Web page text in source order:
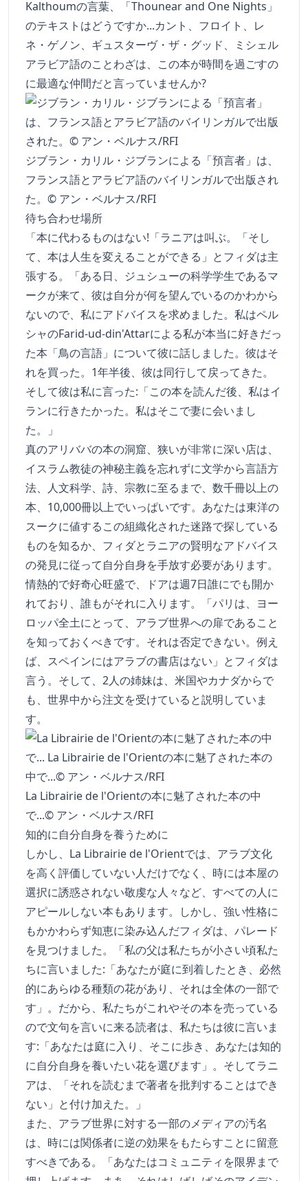
Kalthoumの言葉、「Thounear and One Nights」
のテキストはどうですか...カント、フロイト、レ
ネ・ゲノン、ギュスターヴ・ザ・グッド、ミシェル
アラビア語のことわざは、この本が時間を過ごすの
に最適な仲間だと言っていませんか?
ジブラン・カリル・ジブランによる「預言者」は、
フランス語とアラビア語のバイリンガルで出版され
た。© アン・ベルナス/RFI
待ち合わせ場所
「本に代わるものはない!「ラニアは叫ぶ。「そし
て、本は人生を変えることができる」とフィダは主
張する。「ある日、ジュシューの科学学生であるマ
ークが来て、彼は自分が何を望んでいるのかわから
ないので、私にアドバイスを求めました。私はペル
シャのFarid-ud-din'Attarによる私が本当に好きだっ
た本「鳥の言語」について彼に話しました。彼はそ
れを買った。1年半後、彼は同行して戻ってきた。
そして彼は私に言った:「この本を読んだ後、私はイ
ランに行きたかった。私はそこで妻に会いまし
た。」
真のアリババの本の洞窟、狭いが非常に深い店は、
イスラム教徒の神秘主義を忘れずに文学から言語方
法、人文科学、詩、宗教に至るまで、数千冊以上の
本、10,000冊以上でいっぱいです。あなたは東洋の
スークに値するこの組織化された迷路で探している
ものを知るか、フィダとラニアの賢明なアドバイス
の発見に従って自分自身を手放す必要があります。
情熱的で好奇心旺盛で、ドアは週7日誰にでも開か
れており、誰もがそれに入ります。「パリは、ヨー
ロッパ全土にとって、アラブ世界への扉であること
を知っておくべきです。それは否定できない。例え
ば、スペインにはアラブの書店はない」とフィダは
言う。そして、2人の姉妹は、米国やカナダからで
も、世界中から注文を受けていると説明していま
す。
La Librairie de l'Orientの本に魅了された本の中
で...© アン・ベルナス/RFI
知的に自分自身を養うために
しかし、La Librairie de l'Orientでは、アラブ文化
を高く評価していない人だけでなく、時には本屋の
選択に誘惑されない敬虔な人々など、すべての人に
アピールしない本もあります。しかし、強い性格に
もかかわらず知恵に染み込んだフィダは、パレード
を見つけました。「私の父は私たちが小さい頃私た
ちに言いました:「あなたが庭に到着したとき、必然
的にあらゆる種類の花があり、それは全体の一部で
す」。だから、私たちがこれやその本を売っている
ので文句を言いに来る読者は、私たちは彼に言いま
す:「あなたは庭に入り、そこに歩き、あなたは知的
に自分自身を養いたい花を選びます」。そしてラニ
アは、「それを読むまで著者を批判することはでき
ない」と付け加えた。」
また、アラブ世界に対する一部のメディアの汚名
は、時には関係者に逆の効果をもたらすことに留意
すべきである。「あなたはコミュニティを限界まで